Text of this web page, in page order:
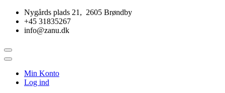
Skip
content
Nygårds plads 21, 2605 Brøndby
+45 31835267
info@zanu.dk
Topbar
Menu
Min Konto
Log ind